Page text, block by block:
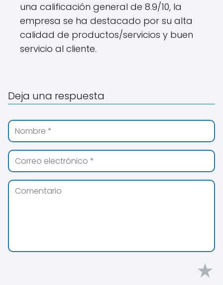
una calificación general de 8.9/10, la
empresa se ha destacado por su alta
calidad de productos/servicios y buen
servicio al cliente.
Deja una respuesta
★